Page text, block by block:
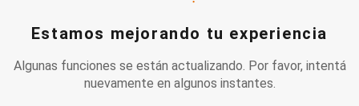
Estamos mejorando tu experiencia
Algunas funciones se están actualizando. Por favor, intentá
nuevamente en algunos instantes.